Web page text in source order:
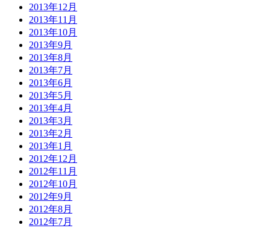
2013年12月
2013年11月
2013年10月
2013年9月
2013年8月
2013年7月
2013年6月
2013年5月
2013年4月
2013年3月
2013年2月
2013年1月
2012年12月
2012年11月
2012年10月
2012年9月
2012年8月
2012年7月